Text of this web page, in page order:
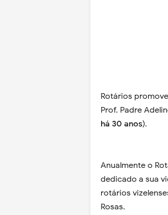
Rotários
Prof. Padre
há 30 anos).
Anualmente o
dedicado a sua
rotários
Rosas.